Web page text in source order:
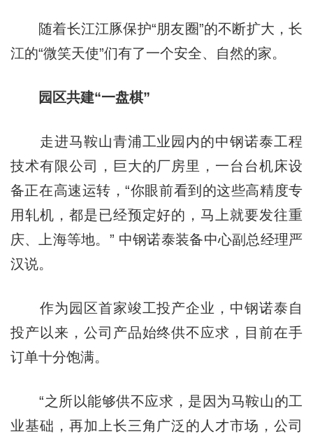
随着长江江豚保护“朋友圈”的不断扩大，长
江的“微笑天使”们有了一个安全、自然的家。
园区共建“一盘棋”
走进马鞍山青浦工业园内的中钢诺泰工程
技术有限公司，巨大的厂房里，一台台机床设
备正在高速运转，“你眼前看到的这些高精度专
用轧机，都是已经预定好的，马上就要发往重
庆、上海等地。” 中钢诺泰装备中心副总经理严
汉说。
作为园区首家竣工投产企业，中钢诺泰自
投产以来，公司产品始终供不应求，目前在手
订单十分饱满。
“之所以能够供不应求，是因为马鞍山的工
业基础，再加上长三角广泛的人才市场，公司